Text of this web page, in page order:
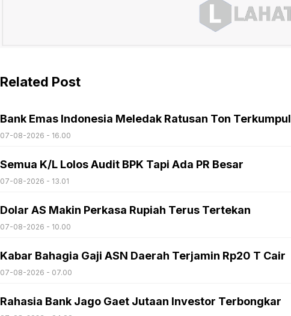
Related Post
Bank Emas Indonesia Meledak Ratusan Ton Terkumpul
07-08-2026 - 16.00
Semua K/L Lolos Audit BPK Tapi Ada PR Besar
07-08-2026 - 13.01
Dolar AS Makin Perkasa Rupiah Terus Tertekan
07-08-2026 - 10.00
Kabar Bahagia Gaji ASN Daerah Terjamin Rp20 T Cair
07-08-2026 - 07.00
Rahasia Bank Jago Gaet Jutaan Investor Terbongkar